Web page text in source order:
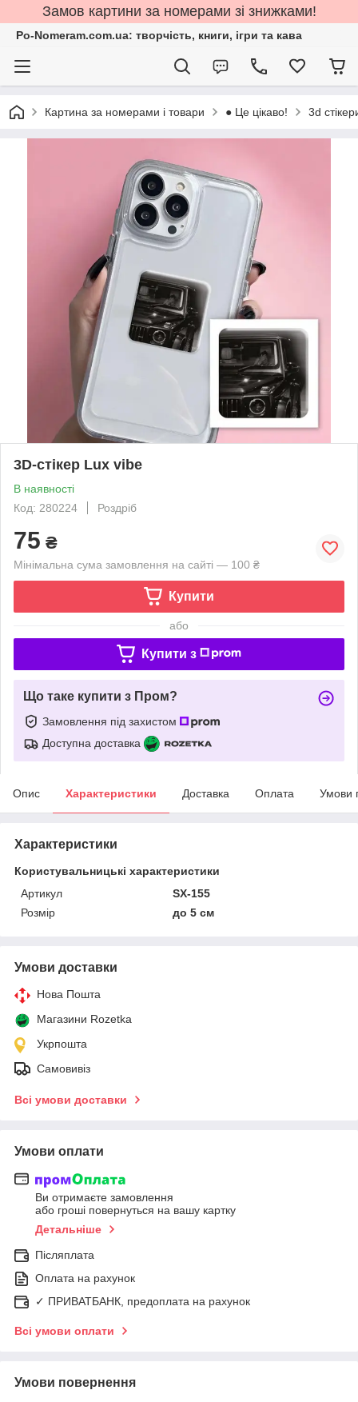
Замов картини за номерами зі знижками!
Po-Nomeram.com.ua: творчість, книги, ігри та кава
Картина за номерами і товари ● Це цікаво! 3d
3D-стікер Lux vibe
В наявності
Код: 280224
Роздріб
75 ₴
Мінімальна сума замовлення на сайті — 100 ₴
Купити
або
Купити з
Що таке купити з Пром?
Замовлення під захистом
Доступна доставка
Опис Характеристики Доставка Оплата Умови
Характеристики
Користувальницькі характеристики
Артикул
SX-155
Розмір
до 5 см
Умови доставки
Нова Пошта
Магазини Rozetka
Укрпошта
Самовивіз
Всі умови доставки
Умови оплати
Ви отримаєте замовлення
або гроші повернуться на вашу картку
Детальніше
Післяплата
Оплата на рахунок
✓ ПРИВАТБАНК, предоплата на рахунок
Всі умови оплати
Умови повернення